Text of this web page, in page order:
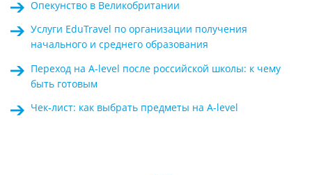
Опекунство в Великобритании
Услуги EduTravel по организации получения
начального и среднего образования
Переход на A-level после российской школы: к чему
быть готовым
Чек-лист: как выбрать предметы на A-level